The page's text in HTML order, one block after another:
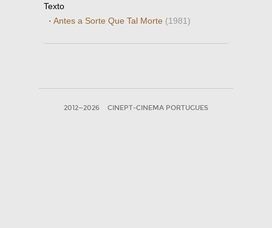
Texto
· Antes a Sorte Que Tal Morte (1981)
2012—2026 CINEPT-CINEMA PORTUGUES